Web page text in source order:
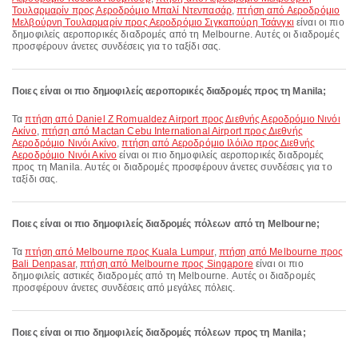
Τουλαρμαρίν προς Αεροδρόμιο Μπαλί Ντενπασάρ,πτήση από Αεροδρόμιο
Μελβούρνη Τουλαρμαρίν προς Αεροδρόμιο Σιγκαπούρη Τσάνγκι είναι οι πιο
δημοφιλείς αεροπορικές διαδρομές από τη Melbourne. Αυτές οι διαδρομές
προσφέρουν άνετες συνδέσεις για το ταξίδι σας.
Ποιες είναι οι πιο δημοφιλείς αεροπορικές διαδρομές προς τη Manila;
Ταπτήση από Daniel Z Romualdez Airport προς Διεθνής Αεροδρόμιο Νινόι
Ακίνο, πτήση από Mactan Cebu International Airport προς Διεθνής
Αεροδρόμιο Νινόι Ακίνο,πτήση από Αεροδρόμιο Ιλόιλο προς Διεθνής
Αεροδρόμιο Νινόι Ακίνο είναι οι πιο δημοφιλείς αεροπορικές διαδρομές
προς τη Manila. Αυτές οι διαδρομές προσφέρουν άνετες συνδέσεις για το
ταξίδι σας.
Ποιες είναι οι πιο δημοφιλείς διαδρομές πόλεων από τη Melbourne;
Ταπτήση από Melbourne προς Kuala Lumpur, πτήση από Melbourne προς
Bali Denpasar,πτήση από Melbourne προς Singapore είναι οι πιο
δημοφιλείς αστικές διαδρομές από τη Melbourne. Αυτές οι διαδρομές
προσφέρουν άνετες συνδέσεις από μεγάλες πόλεις.
Ποιες είναι οι πιο δημοφιλείς διαδρομές πόλεων προς τη Manila;